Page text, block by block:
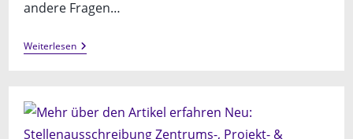
andere Fragen…
WeiterlesenFortbildung:
Geschlechterreflektierte
Jungen